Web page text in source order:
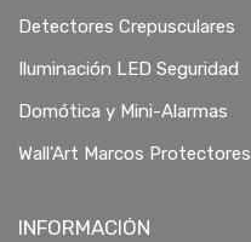
Detectores Crepusculares
Iluminación LED Seguridad
Domótica y Mini-Alarmas
Wall’Art Marcos Protectores
INFORMACIÓN